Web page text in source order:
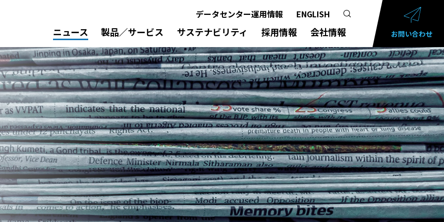
データセンター運用情報 ENGLISH
ニュース 製品／サービス サステナビリティ 採用情報 会社情報 お問い合わせ